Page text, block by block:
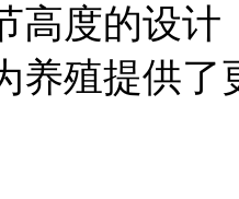
高度的设
养殖提供了